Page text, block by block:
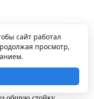
сайт работал
просмотр,